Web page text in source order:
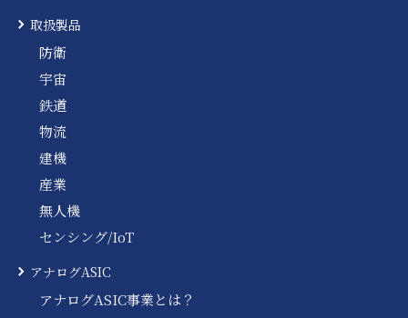
取扱製品
防衛
宇宙
鉄道
物流
建機
産業
無人機
センシング/IoT
アナログASIC
アナログASIC事業とは？